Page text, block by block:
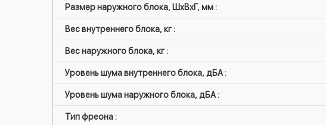
Размер наружного блока, ШxВxГ, мм :
Вес внутреннего блока, кг :
Вес наружного блока, кг :
Уровень шума внутреннего блока, дБА :
Уровень шума наружного блока, дБА :
Тип фреона :